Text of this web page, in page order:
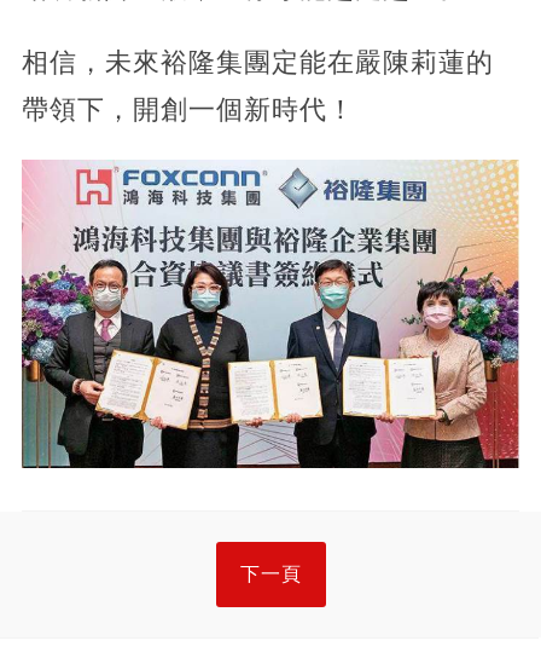
相信，未來裕隆集團定能在嚴陳莉蓮的
帶領下，開創一個新時代！
下一頁